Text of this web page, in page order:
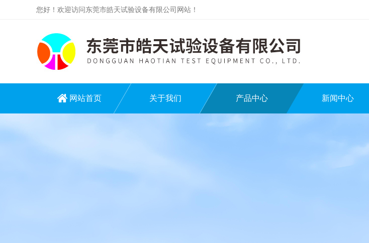
您好！欢迎访问东莞市皓天试验设备有限公司网站！
网站首页 关于我们 产品中心 新闻中心